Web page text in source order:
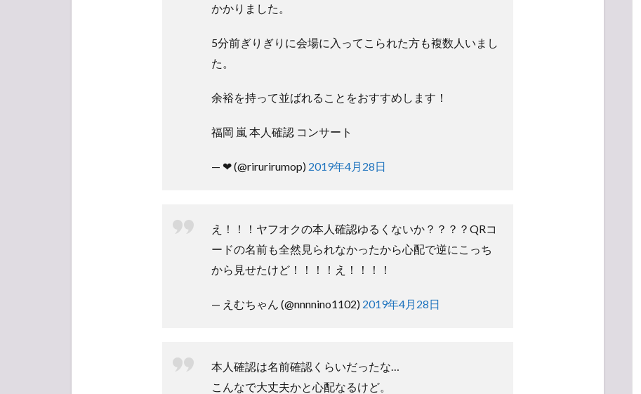
かかりました。
5分前ぎりぎりに会場に入ってこられた方も複数人いまし
た。
余裕を持って並ばれることをおすすめします！
福岡 嵐 本人確認 コンサート
— ❤︎ (@rirurirumop) 2019年4月28日
え！！！ヤフオクの本人確認ゆるくないか？？？？QRコ
ードの名前も全然見られなかったから心配で逆にこっち
から見せたけど！！！！え！！！！
— えむちゃん (@nnnnino1102) 2019年4月28日
本人確認は名前確認くらいだったな…
こんなで大丈夫かと心配なるけど。